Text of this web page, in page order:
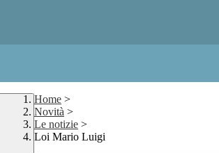
Home >
Novità >
Le notizie >
Loi Mario Luigi